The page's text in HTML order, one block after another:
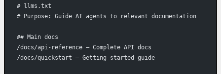
# llms.txt
# Purpose: Guide AI agents to relevant documentation
## Main docs
/docs/api-reference — Complete API docs
/docs/quickstart — Getting started guide